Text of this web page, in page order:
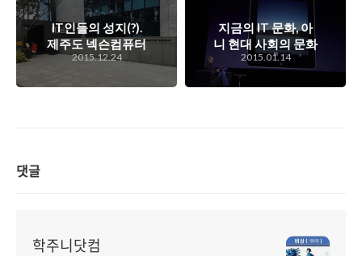
IT인들의 성지(?).
제주도 넥슨컴퓨터
박물관을 견학한 느
2015.12.24
지금의 IT 문화, 아
니 현대 사회의 문화
를 있게 만든 애플의
제품들. 아이폰, 아
이패드, 그리고 맥북
2015.01.14
댓글
학주니닷컴